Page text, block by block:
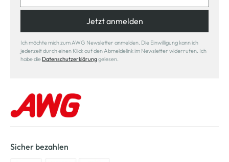
Jetzt anmelden
Ich möchte mich zum AWG Newsletter anmelden. Die Einwilligung kann ich
jederzeit durch einen Klick auf den Abmeldelink im Newsletter widerrufen. Ich
habe die Datenschutzerklärunggelesen.
Sicher bezahlen